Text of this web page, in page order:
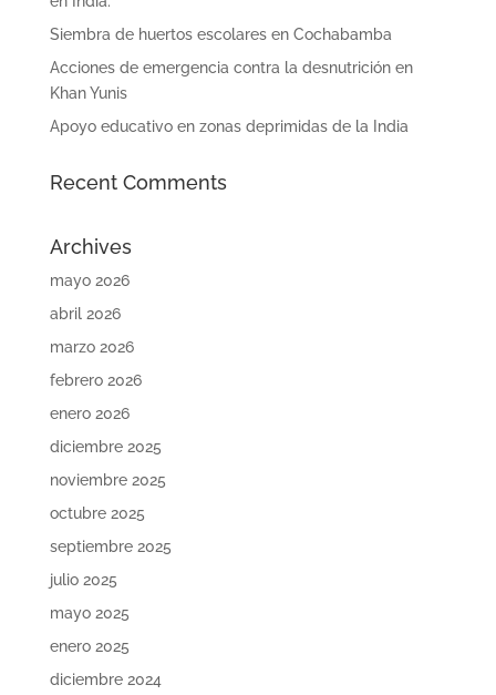
Siembra de huertos escolares en Cochabamba
Acciones de emergencia contra la desnutrición en
Khan Yunis
Apoyo educativo en zonas deprimidas de la India
Recent Comments
Archives
mayo 2026
abril 2026
marzo 2026
febrero 2026
enero 2026
diciembre 2025
noviembre 2025
octubre 2025
septiembre 2025
julio 2025
mayo 2025
enero 2025
diciembre 2024